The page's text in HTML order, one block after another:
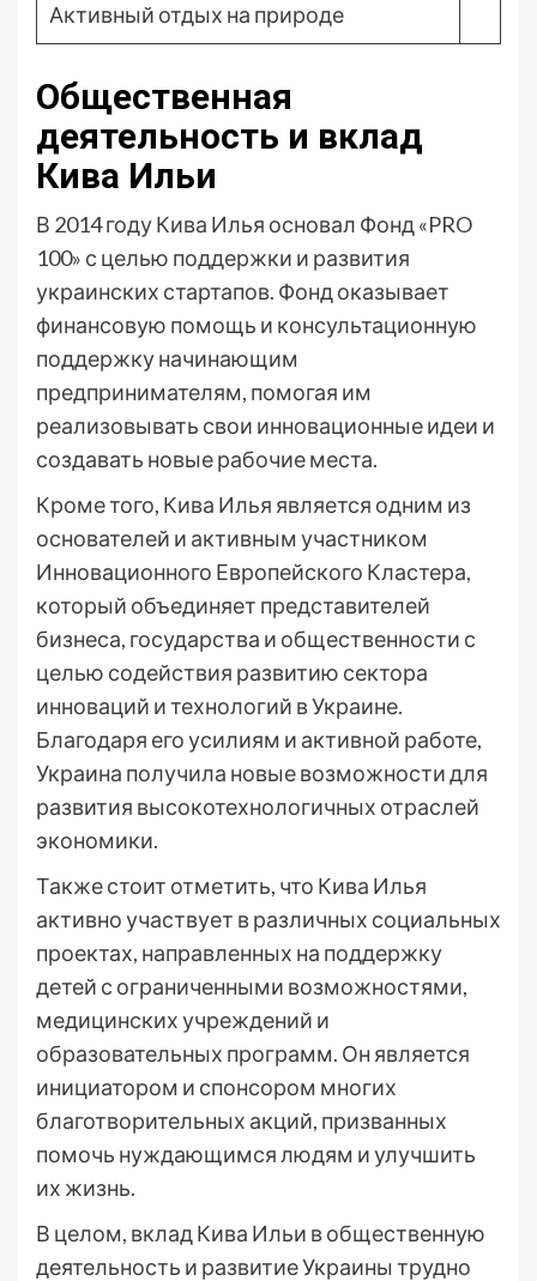
Активный отдых на природе
Общественная
деятельность и вклад
Кива Ильи
В 2014 году Кива Илья основал Фонд «PRO
100» с целью поддержки и развития
украинских стартапов. Фонд оказывает
финансовую помощь и консультационную
поддержку начинающим
предпринимателям, помогая им
реализовывать свои инновационные идеи и
создавать новые рабочие места.
Кроме того, Кива Илья является одним из
основателей и активным участником
Инновационного Европейского Кластера,
который объединяет представителей
бизнеса, государства и общественности с
целью содействия развитию сектора
инноваций и технологий в Украине.
Благодаря его усилиям и активной работе,
Украина получила новые возможности для
развития высокотехнологичных отраслей
экономики.
Также стоит отметить, что Кива Илья
активно участвует в различных социальных
проектах, направленных на поддержку
детей с ограниченными возможностями,
медицинских учреждений и
образовательных программ. Он является
инициатором и спонсором многих
благотворительных акций, призванных
помочь нуждающимся людям и улучшить
их жизнь.
В целом, вклад Кива Ильи в общественную
деятельность и развитие Украины трудно